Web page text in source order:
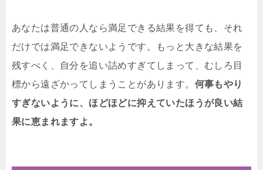
あなたは普通の人なら満足できる結果を得ても、それ
だけでは満足できないようです。もっと大きな結果を
残すべく、自分を追い詰めすぎてしまって、むしろ目
標から遠ざかってしまうことがあります。 何事もやり
すぎないように、ほどほどに抑えていたほうが良い結
果に恵まれますよ。